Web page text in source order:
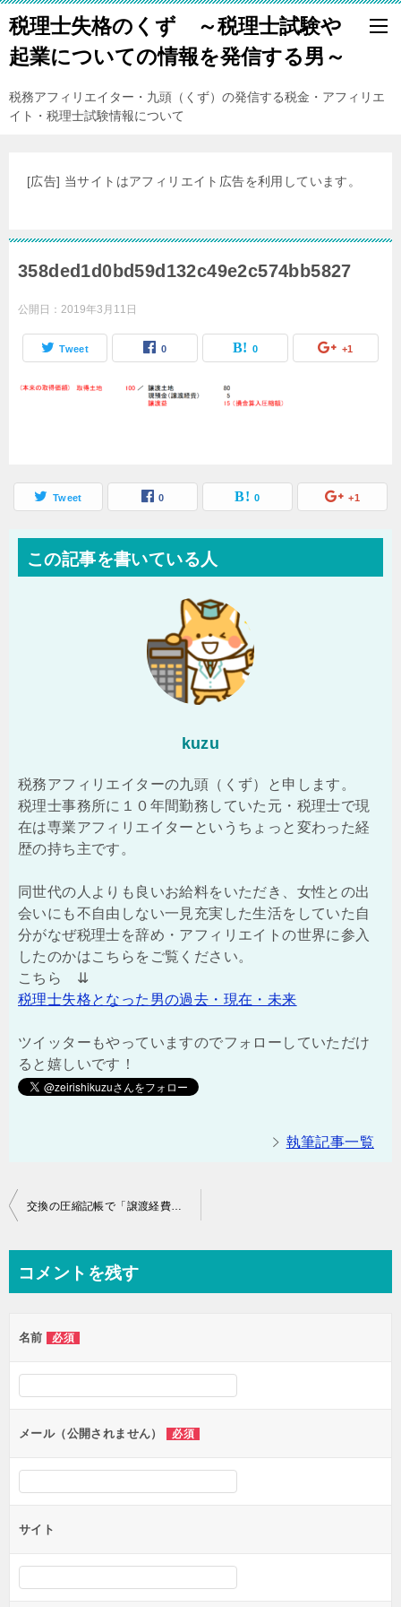
税理士失格のくず ～税理士試験や
起業についての情報を発信する男～
税務アフィリエイター・九頭（くず）の発信する税金・アフィリエ
イト・税理士試験情報について
[広告] 当サイトはアフィリエイト広告を利用しています。
358ded1d0bd59d132c49e2c574bb5827
公開日： 2019年3月11日
Tweet 0 0 +1
Tweet 0 0 +1
この記事を書いている人
kuzu
税務アフィリエイターの九頭（くず）と申します。
税理士事務所に１０年間勤務していた元・税理士で現
在は専業アフィリエイターというちょっと変わった経
歴の持ち主です。
同世代の人よりも良いお給料をいただき、女性との出
会いにも不自由しない一見充実した生活をしていた自
分がなぜ税理士を辞め・アフィリエイトの世界に参入
したのかはこちらをご覧ください。
こちら ⇊
税理士失格となった男の過去・現在・未来
ツイッターもやっていますのでフォローしていただけ
ると嬉しいです！
執筆記事一覧
投
ビ
ー
シ
ン
交換の圧縮記帳で「譲渡経費」を本来の取得価額に含めない理由
コメントを残す
名前 必須
メール（公開されません） 必須
サイト